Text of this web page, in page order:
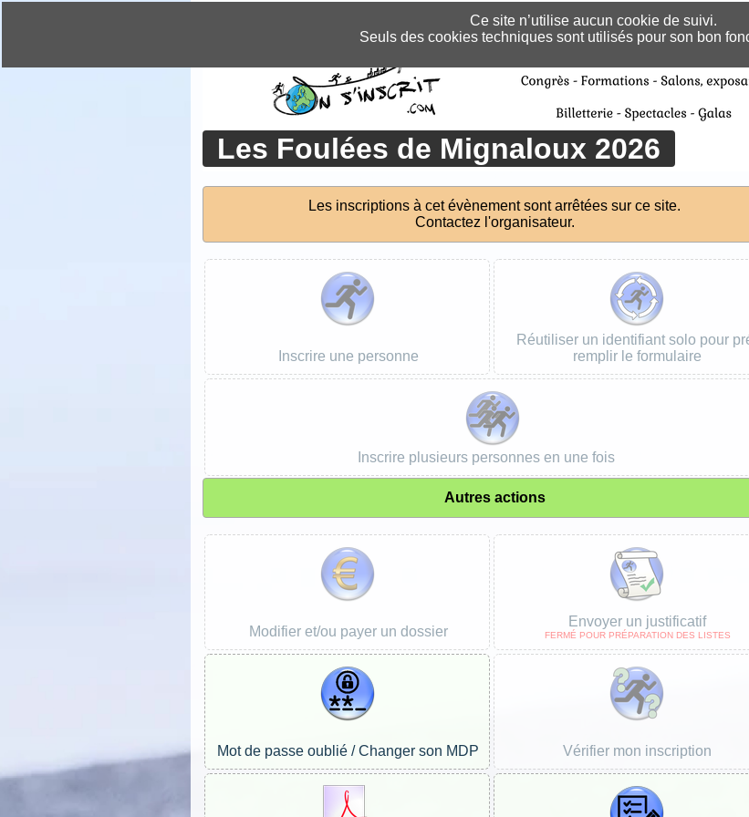
Ce site n’utilise aucun cookie de suivi.
Seuls des cookies techniques sont utilisés pour son bon
Les Foulées de Mignaloux 2026
Les inscriptions à cet évènement sont arrêtées sur ce site.
Contactez l'organisateur.
Inscrire une personne
Réutiliser un identifiant solo pour
remplir le formulaire
Inscrire plusieurs personnes en une fois
Autres actions
Modifier et/ou payer un dossier
Envoyer un justificatif
FERMÉ POUR PRÉPARATION DES LISTES
Mot de passe oublié / Changer son MDP Vérifier mon inscription